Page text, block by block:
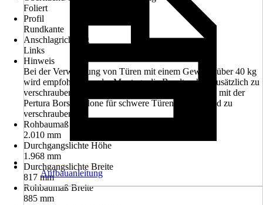
Foliert
Profil
Rundkante
Anschlagrichtung
Links
Hinweis
Bei der Verwendung von Türen mit einem Gewicht über 40 kg
wird empfohlen vor der Montage die Bandtaschen zusätzlich zu
verschrauben. Weiterhin wird empfohlen die Zargen mit der
Pertura Borschablone für schwere Türen in der Wand zu
verschrauben.
Rohbaumaß Höhe
2.010 mm
Durchgangslichte Höhe
1.968 mm
Durchgangslichte Breite
817 mm
Rohbaumaß Breite
885 mm
Aufbauanleitung